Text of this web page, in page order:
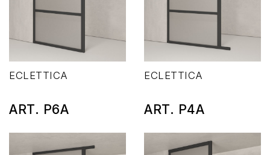
ECLETTICA
ART. P6A
ECLETTICA
ART. P4A